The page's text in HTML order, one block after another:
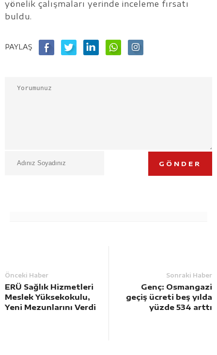
yönelik çalışmaları yerinde inceleme fırsatı
buldu.
PAYLAŞ
GÖNDER
Önceki Haber
ERÜ Sağlık Hizmetleri
Meslek Yüksekokulu,
Yeni Mezunlarını Verdi
Sonraki Haber
Genç: Osmangazi
geçiş ücreti beş yılda
yüzde 534 arttı